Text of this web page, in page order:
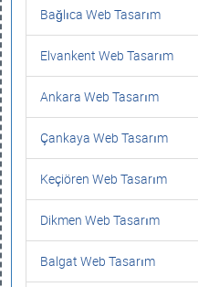
Bağlıca Web Tasarım
Elvankent Web Tasarım
Ankara Web Tasarım
Çankaya Web Tasarım
Keçiören Web Tasarım
Dikmen Web Tasarım
Balgat Web Tasarım